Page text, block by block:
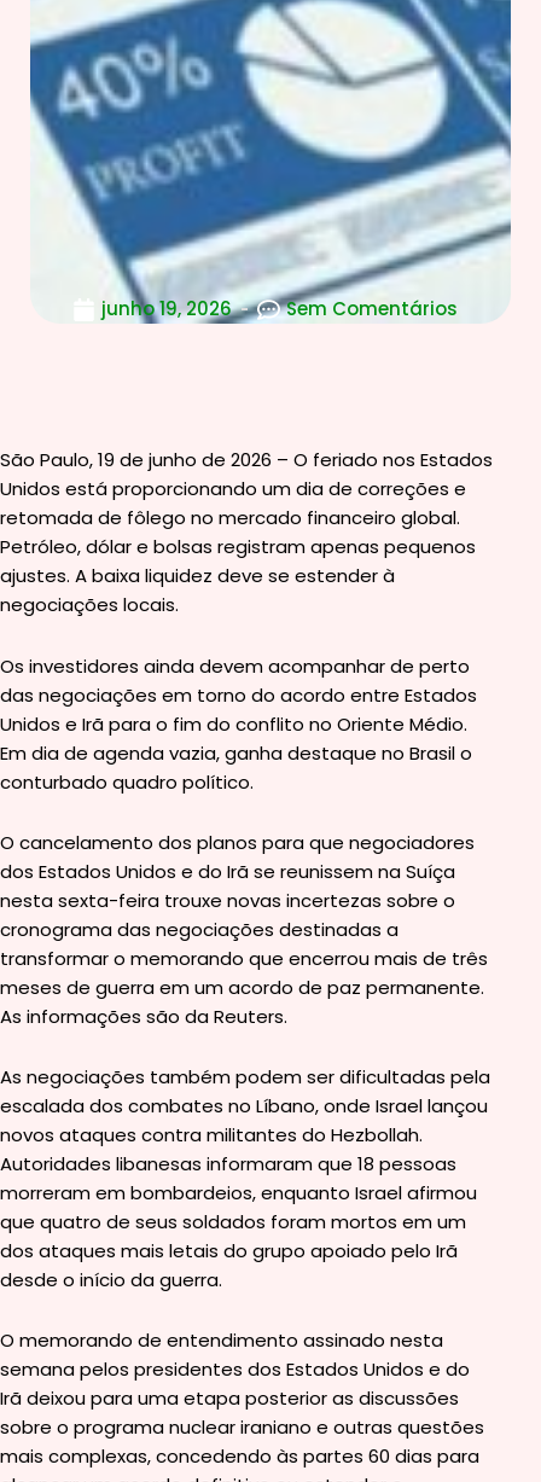
junho 19, 2026 Sem Comentários
São Paulo, 19 de junho de 2026 – O feriado nos Estados
Unidos está proporcionando um dia de correções e
retomada de fôlego no mercado financeiro global.
Petróleo, dólar e bolsas registram apenas pequenos
ajustes. A baixa liquidez deve se estender à
negociações locais.
Os investidores ainda devem acompanhar de perto
das negociações em torno do acordo entre Estados
Unidos e Irã para o fim do conflito no Oriente Médio.
Em dia de agenda vazia, ganha destaque no Brasil o
conturbado quadro político.
O cancelamento dos planos para que negociadores
dos Estados Unidos e do Irã se reunissem na Suíça
nesta sexta-feira trouxe novas incertezas sobre o
cronograma das negociações destinadas a
transformar o memorando que encerrou mais de três
meses de guerra em um acordo de paz permanente.
As informações são da Reuters.
As negociações também podem ser dificultadas pela
escalada dos combates no Líbano, onde Israel lançou
novos ataques contra militantes do Hezbollah.
Autoridades libanesas informaram que 18 pessoas
morreram em bombardeios, enquanto Israel afirmou
que quatro de seus soldados foram mortos em um
dos ataques mais letais do grupo apoiado pelo Irã
desde o início da guerra.
O memorando de entendimento assinado nesta
semana pelos presidentes dos Estados Unidos e do
Irã deixou para uma etapa posterior as discussões
sobre o programa nuclear iraniano e outras questões
mais complexas, concedendo às partes 60 dias para